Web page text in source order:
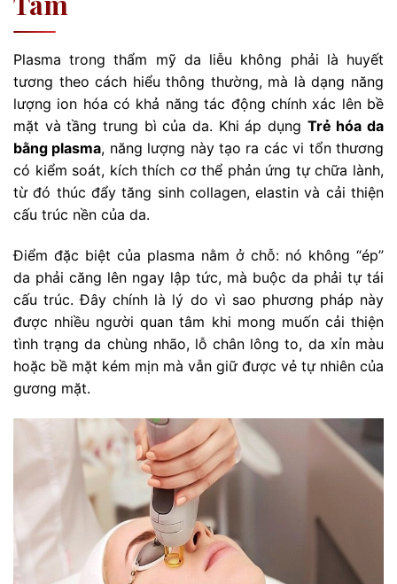
Plasma trong thẩm mỹ da liễu không phải là huyết
tương theo cách hiểu thông thường, mà là dạng năng
lượng ion hóa có khả năng tác động chính xác lên bề
mặt và tầng trung bì của da. Khi áp dụng Trẻ hóa da
bằng plasma, năng lượng này tạo ra các vi tổn thương
có kiểm soát, kích thích cơ thể phản ứng tự chữa lành,
từ đó thúc đẩy tăng sinh collagen, elastin và cải thiện
cấu trúc nền của da.
Điểm đặc biệt của plasma nằm ở chỗ: nó không “ép”
da phải căng lên ngay lập tức, mà buộc da phải tự tái
cấu trúc. Đây chính là lý do vì sao phương pháp này
được nhiều người quan tâm khi mong muốn cải thiện
tình trạng da chùng nhão, lỗ chân lông to, da xỉn màu
hoặc bề mặt kém mịn mà vẫn giữ được vẻ tự nhiên của
gương mặt.